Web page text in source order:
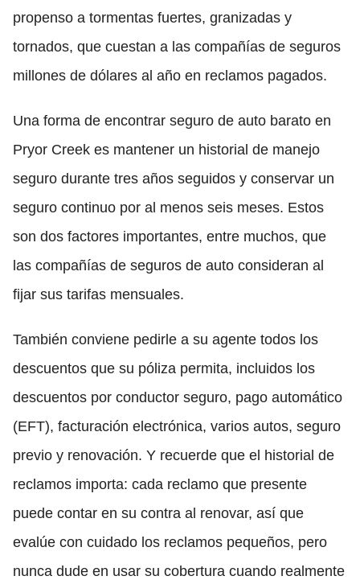
propenso a tormentas fuertes, granizadas y
tornados, que cuestan a las compañías de seguros
millones de dólares al año en reclamos pagados.
Una forma de encontrar seguro de auto barato en
Pryor Creek es mantener un historial de manejo
seguro durante tres años seguidos y conservar un
seguro continuo por al menos seis meses. Estos
son dos factores importantes, entre muchos, que
las compañías de seguros de auto consideran al
fijar sus tarifas mensuales.
También conviene pedirle a su agente todos los
descuentos que su póliza permita, incluidos los
descuentos por conductor seguro, pago automático
(EFT), facturación electrónica, varios autos, seguro
previo y renovación. Y recuerde que el historial de
reclamos importa: cada reclamo que presente
puede contar en su contra al renovar, así que
evalúe con cuidado los reclamos pequeños, pero
nunca dude en usar su cobertura cuando realmente